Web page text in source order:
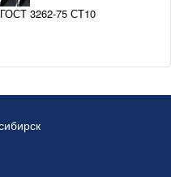
3262-75 СТ10